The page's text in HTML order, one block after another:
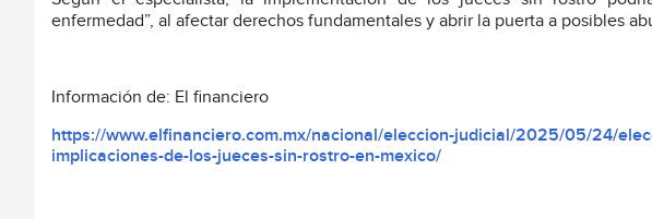
enfermedad”, al afectar derechos fundamentales y abrir la puerta a posibles
Información de: El financiero
https://www.elfinanciero.com.mx/nacional/eleccion-judicial/2025/05/24/
implicaciones-de-los-jueces-sin-rostro-en-mexico/